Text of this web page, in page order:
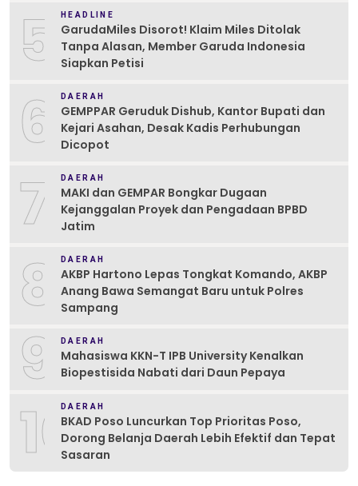
5 HEADLINE
GarudaMiles Disorot! Klaim Miles Ditolak
Tanpa Alasan, Member Garuda Indonesia
Siapkan Petisi
6 DAERAH
GEMPPAR Geruduk Dishub, Kantor Bupati dan
Kejari Asahan, Desak Kadis Perhubungan
Dicopot
7 DAERAH
MAKI dan GEMPAR Bongkar Dugaan
Kejanggalan Proyek dan Pengadaan BPBD
Jatim
8 DAERAH
AKBP Hartono Lepas Tongkat Komando, AKBP
Anang Bawa Semangat Baru untuk Polres
Sampang
9 DAERAH
Mahasiswa KKN-T IPB University Kenalkan
Biopestisida Nabati dari Daun Pepaya
10DAERAH
BKAD Poso Luncurkan Top Prioritas Poso,
Dorong Belanja Daerah Lebih Efektif dan Tepat
Sasaran